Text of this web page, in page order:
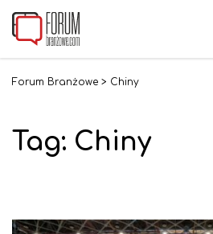
Forum Branżowe > Chiny
Tag: Chiny